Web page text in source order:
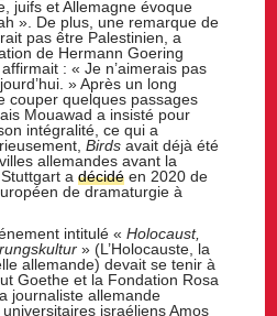
juifs et Allemagne évoque
». De plus, une remarque de
pas être Palestinien, a
de Hermann Goering
: « Je n’aimerais pas
» Après un long
couper quelques passages
Mouawad a insisté pour
intégralité, ce qui a
Birds avait déjà été
allemandes avant la
Stuttgart adécidé en 2020 de
de dramaturgie à
intitulé «Holocaust,
» (L’Holocauste, la
allemande) devait se tenir à
Goethe et la Fondation Rosa
journaliste allemande
israéliens Amos